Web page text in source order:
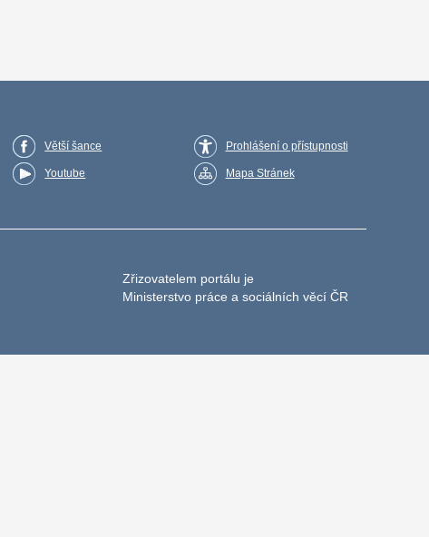
Větší šance
Youtube
Prohlášení o přístupnosti
Mapa Stránek
Zřizovatelem portálu je
Ministerstvo práce a sociálních věcí ČR